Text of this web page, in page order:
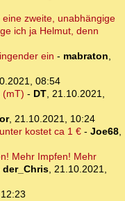
zweite, unabhängige
ich ja Helmut, denn
ein - mabraton,
08:54
(mT) - DT, 21.10.2021,
, 21.10.2021, 10:24
kostet ca 1 €- Joe68,
Mehr Impfen! Mehr
der_Chris, 21.10.2021,